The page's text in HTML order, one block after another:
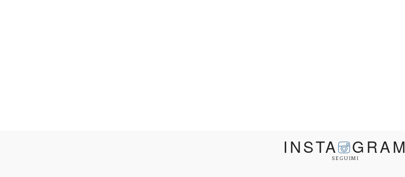
INSTA GRAM
SEGUIMI